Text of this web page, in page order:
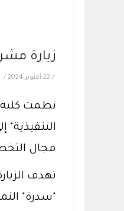
زيارة
/ 22 أكتوبر 2024 /
نظمت كلية
مجال
تهدف
"سدرة"